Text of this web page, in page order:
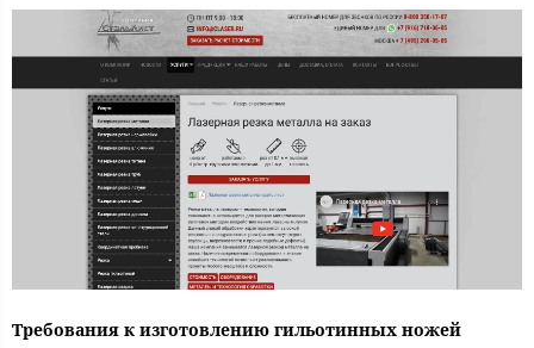
Требования к изготовлению гильотинных ножей